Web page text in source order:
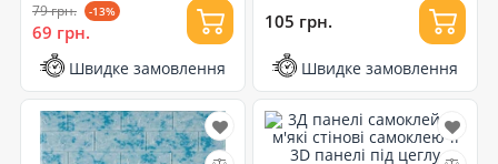
79 грн. -13%
69 грн.
Швидке замовлення
105 грн.
Швидке замовлення